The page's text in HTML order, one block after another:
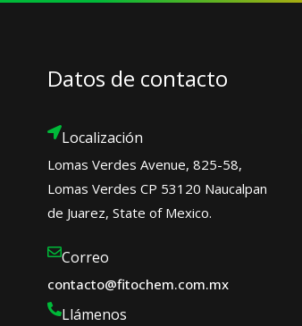
Datos de contacto
Localización
Lomas Verdes Avenue, 825-58,
Lomas Verdes CP 53120 Naucalpan
de Juarez, State of Mexico.
Correo
contacto@fitochem.com.mx
Llámenos